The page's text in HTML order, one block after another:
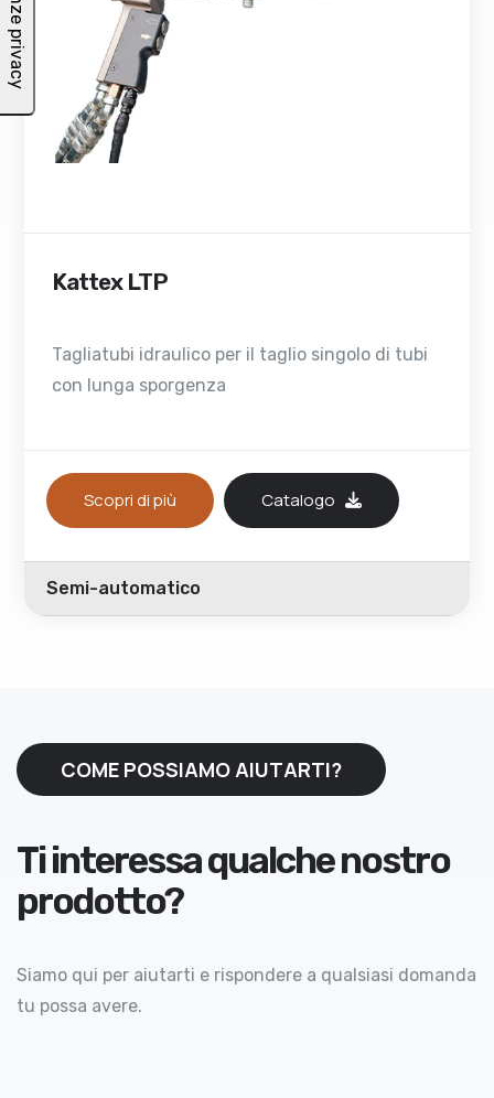
Kattex LTP
Tagliatubi idraulico per il taglio singolo di tubi
con lunga sporgenza
Scopri di più Catalogo
Semi-automatico
COME POSSIAMO AIUTARTI?
Ti interessa qualche nostro
prodotto?
Siamo qui per aiutarti e rispondere a qualsiasi domanda
tu possa avere.